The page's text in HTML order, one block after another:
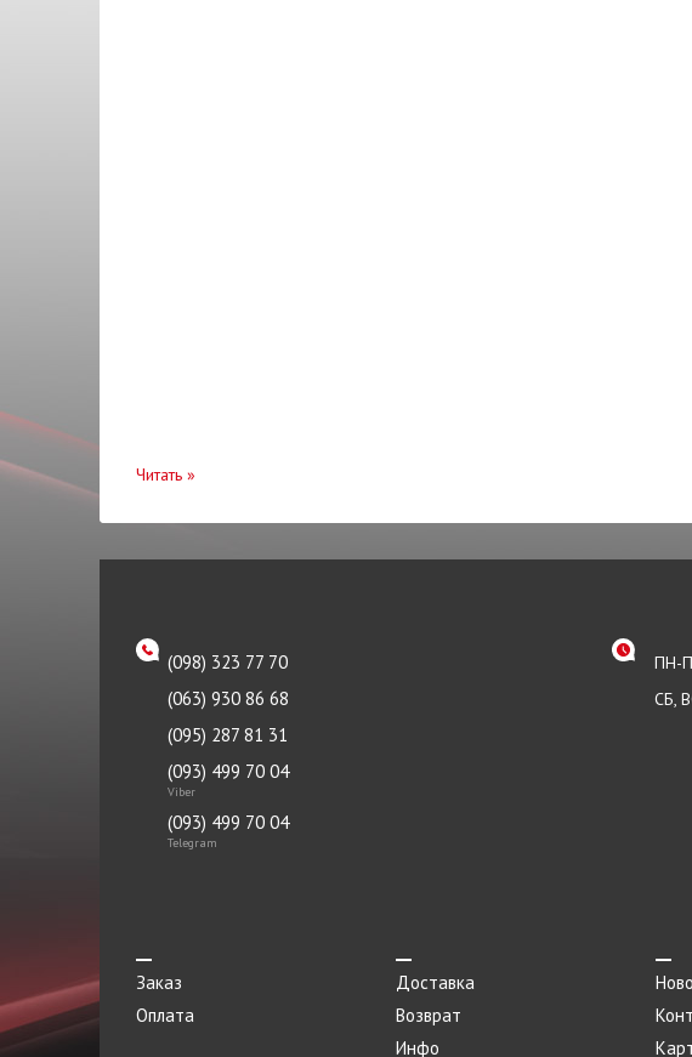
Панель
Патрубок
Петля капота правая
Пистон
Плафоны
Подкрылок
Подрамник
Прокладка
TOPIC
TRW
ZAZ
Океан
Читать »
(098) 323 77 70
(063) 930 86 68
(095) 287 81 31
(093) 499 70 04
Viber
(093) 499 70 04
Telegram
ПН-
СБ,
Заказ
Оплата
Доставка
Возврат
Инфо